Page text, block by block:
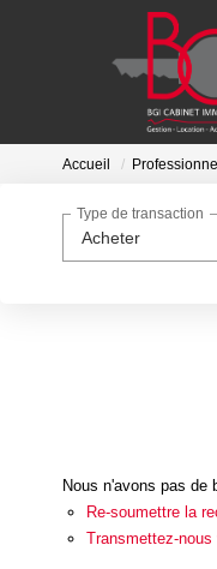
Accueil
Acheter
Type de transaction
Nous n'avons pas de
Re-soumettre la
Transmettez-nous